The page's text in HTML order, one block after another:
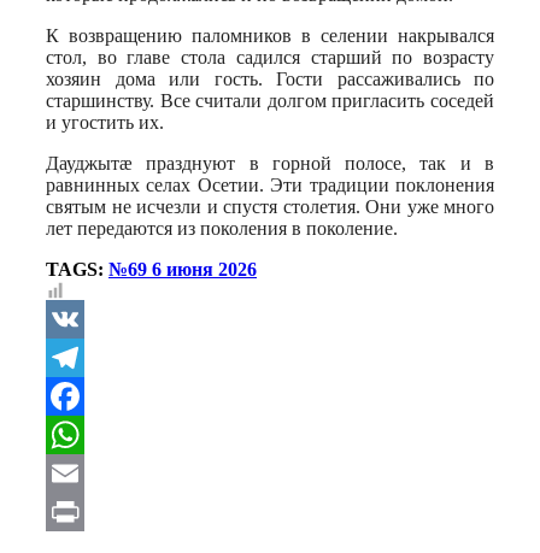
К возвращению паломников в селении накрывался
стол, во главе стола садился старший по возрасту
хозяин дома или гость. Гости рассаживались по
старшинству. Все считали долгом пригласить соседей
и угостить их.
Дауджытæ празднуют в горной полосе, так и в
равнинных селах Осетии. Эти традиции поклонения
святым не исчезли и спустя столетия. Они уже много
лет передаются из поколения в поколение.
TAGS: №69 6 июня 2026
VK
Telegram
Facebook
WhatsApp
Email